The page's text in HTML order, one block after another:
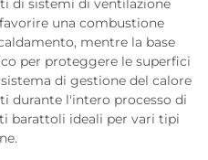
di sistemi di ventilazione
una combustione
mentre la base
per proteggere le superfici
di gestione del calore
durante l'intero processo di
barattoli ideali per vari tipi